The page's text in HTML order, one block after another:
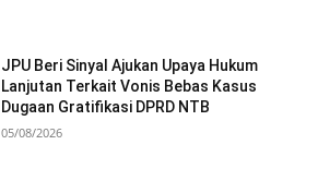
JPU Beri Sinyal Ajukan Upaya Hukum
Lanjutan Terkait Vonis Bebas Kasus
Dugaan Gratifikasi DPRD NTB
05/08/2026